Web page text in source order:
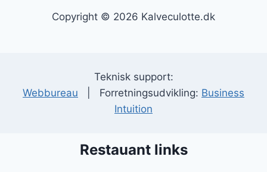
Copyright © 2026 Kalveculotte.dk
Teknisk support:
Webbureau | Forretningsudvikling: Business
Intuition
Restauant links